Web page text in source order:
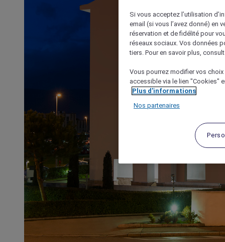
Si vous acceptez l’utilisation
email (si vous l’avez donné) en
réservation et de fidélité pour
réseaux sociaux. Vos données
tiers. Pour en savoir plus,
Vous pourrez modifier vos
accessible via le lien "Cookies"
Plus d'informations
Nos partenaires